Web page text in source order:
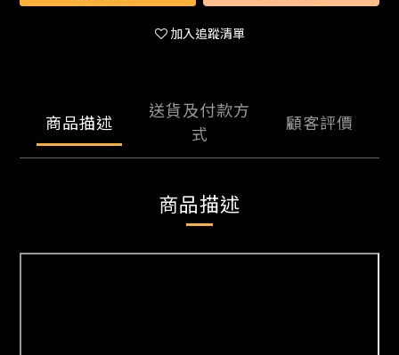
加入追蹤清單
商品描述
送貨及付款方
式
顧客評價
商品描述